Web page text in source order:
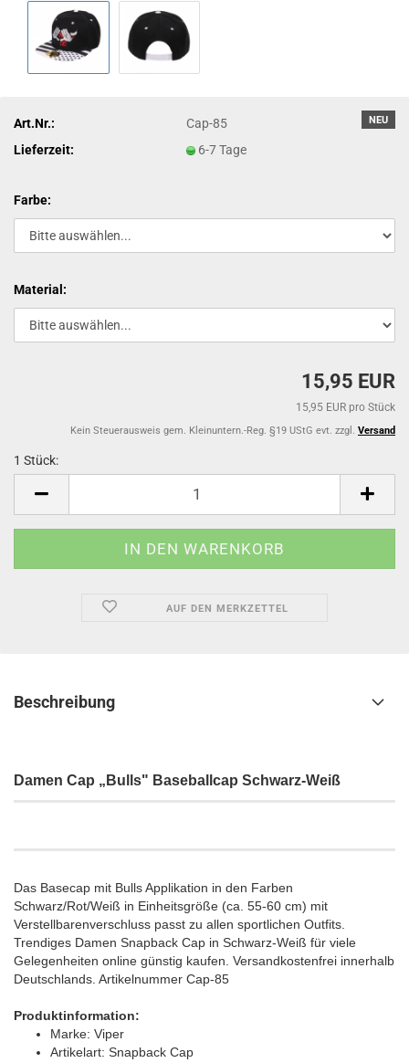
NEU
Art.Nr.:
Cap-85
Lieferzeit:
6-7 Tage
Farbe:
Material:
15,95 EUR
15,95 EUR pro Stück
Kein Steuerausweis gem. Kleinuntern.-Reg. §19 UStG evt. zzgl. Versand
1 Stück:
Stück
AUF DEN MERKZETTEL
Beschreibung
Damen Cap „Bulls" Baseballcap Schwarz-Weiß
Das Basecap mit Bulls Applikation in den Farben
Schwarz/Rot/Weiß in Einheitsgröße (ca. 55-60 cm) mit
Verstellbarenverschluss passt zu allen sportlichen Outfits.
Trendiges Damen Snapback Cap in Schwarz-Weiß für viele
Gelegenheiten online günstig kaufen. Versandkostenfrei innerhalb
Deutschlands. Artikelnummer Cap-85
Produktinformation:
Marke: Viper
Artikelart: Snapback Cap